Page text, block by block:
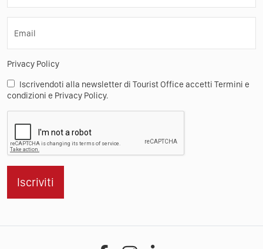
Email
Privacy Policy
Iscrivendoti alla newsletter di Tourist Office accetti Termini e
condizioni e Privacy Policy.
Iscriviti